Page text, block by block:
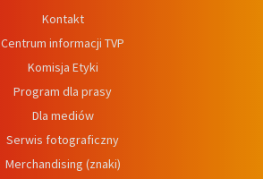
Kontakt
Centrum informacji TVP
Komisja Etyki
Program dla prasy
Dla mediów
Serwis fotograficzny
Merchandising (znaki)